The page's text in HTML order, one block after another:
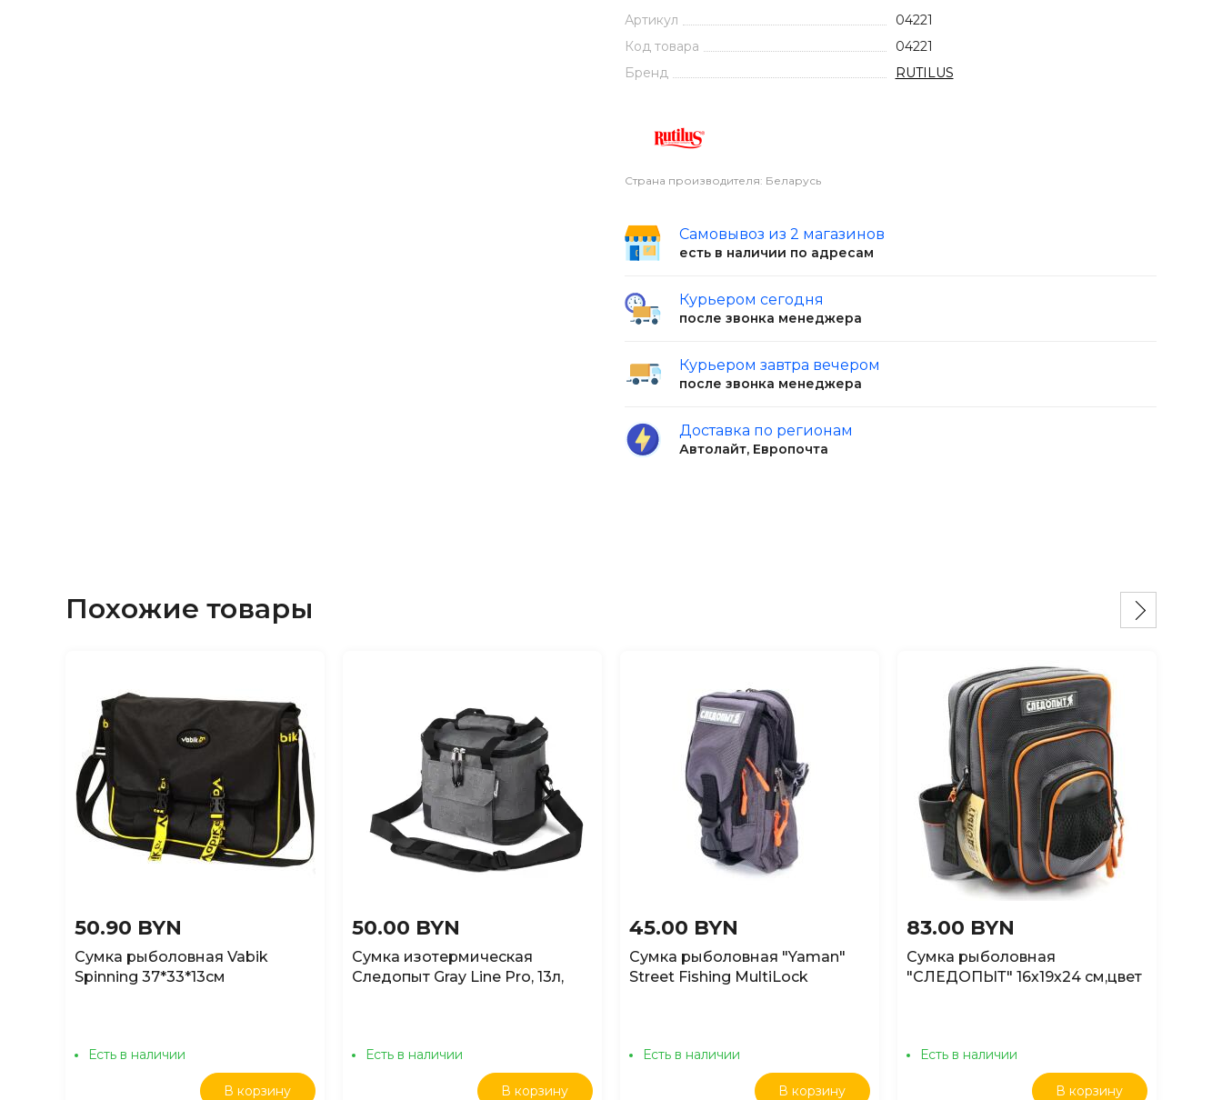
Артикул
04221
Код товара
04221
Бренд
RUTILUS
Страна производителя: Беларусь
Самовывоз из 2 магазинов
есть в наличии по адресам
Курьером сегодня
после звонка менеджера
Курьером завтра вечером
после звонка менеджера
Доставка по регионам
Автолайт, Европочта
Похожие товары
50.90 BYN
Сумка рыболовная Vabik
Spinning 37*33*13см
Есть в наличии
В корзину
50.00 BYN
Сумка изотермическая
Следопыт Gray Line Pro, 13л,
Есть в наличии
В корзину
45.00 BYN
Сумка рыболовная "Yaman"
Street Fishing MultiLock
Есть в наличии
В корзину
83.00 BYN
Сумка рыболовная
"СЛЕДОПЫТ" 16х19х24 см,цвет
Есть в наличии
В корзину